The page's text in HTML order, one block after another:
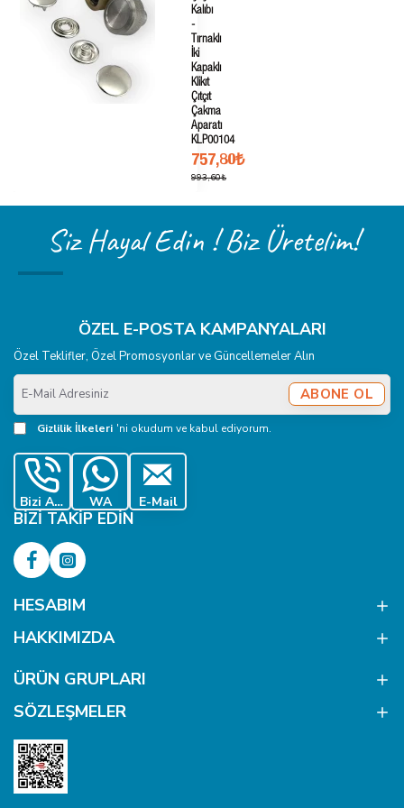
Kalıbı
-
Tırnaklı
İki
Kapaklı
Klikıt
Çıtçıt
Çakma
Aparatı
KLP00104
757,80₺
993,60₺
Siz Hayal Edin ! Biz Üretelim!
ÖZEL E-POSTA KAMPANYALARI
Özel Teklifler, Özel Promosyonlar ve Güncellemeler Alın
E-
Mail
Adresiniz
ABONE OL
Gizlilik İlkeleri 'ni okudum ve kabul ediyorum.
Bizi Ara WA E-Mail
BIZI TAKIP EDIN
HESABIM
HAKKIMIZDA
ÜRÜN GRUPLARI
SÖZLEŞMELER